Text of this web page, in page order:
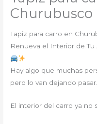
Churubusco
Tapiz para carro en
Renueva el Interior de
Hay algo que muchas
pero lo van dejando pasar.
El interior del carro ya no